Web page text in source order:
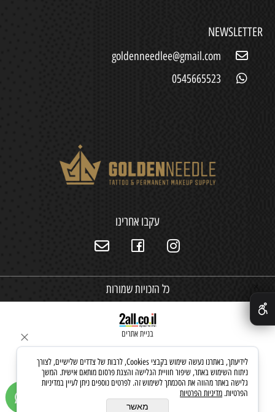
NEWSLETTER
goldenneedlee@gmail.com
0545665523
עקבו אחרינו
כל הזכויות שמורות
בניית אתרים
לידיעתך, באתרנו נעשה שימוש בקבצי Cookies, לרבות של צדדים שלישיים, לצורך
ניתוח השימוש באתר, שיפור חוויית הגלישה והצגת פרסום מותאם אישית. המשך
גלישה באתר מהווה את הסכמתך לשימוש זה. לפרטים נוספים ניתן לעיין במדיניות
הפרטיות. מדיניות הפרטיות
מאשר